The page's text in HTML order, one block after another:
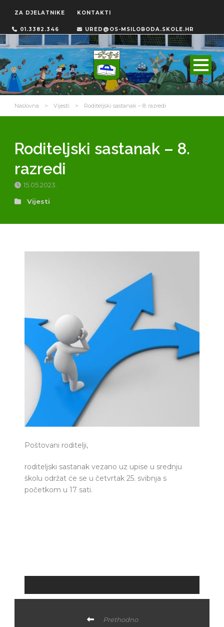
ZA DJELATNIKE KONTAKTI
01.3382.346 URED@OS-MSILOBODA.SKOLE.HR
Naslovna > Vijesti > Roditeljski sastanak – 8. razredi
Roditeljski sastanak – 8.
razredi
15.05.2023.
Vijesti
Poštovani roditelji,
roditeljski sastanak vezano uz upise u srednju
školu održat će se u četvrtak 25. svibnja s
početkom u 17 sati.
Prethodno